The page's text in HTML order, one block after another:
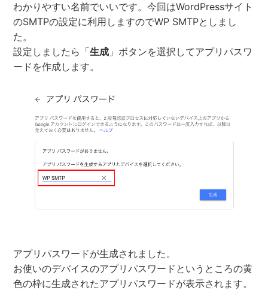
わかりやすい名前でいいです。今回はWordPressサイト
のSMTPの設定に利用しますのでWP SMTPとしまし
た。
設定しましたら「生成 」ボタンを選択してアプリパスワ
ードを作成します。
アプリパスワードが生成されました。
お使いのデバイスのアプリパスワードというところの黄
色の枠に生成されたアプリパスワードが表示されます。